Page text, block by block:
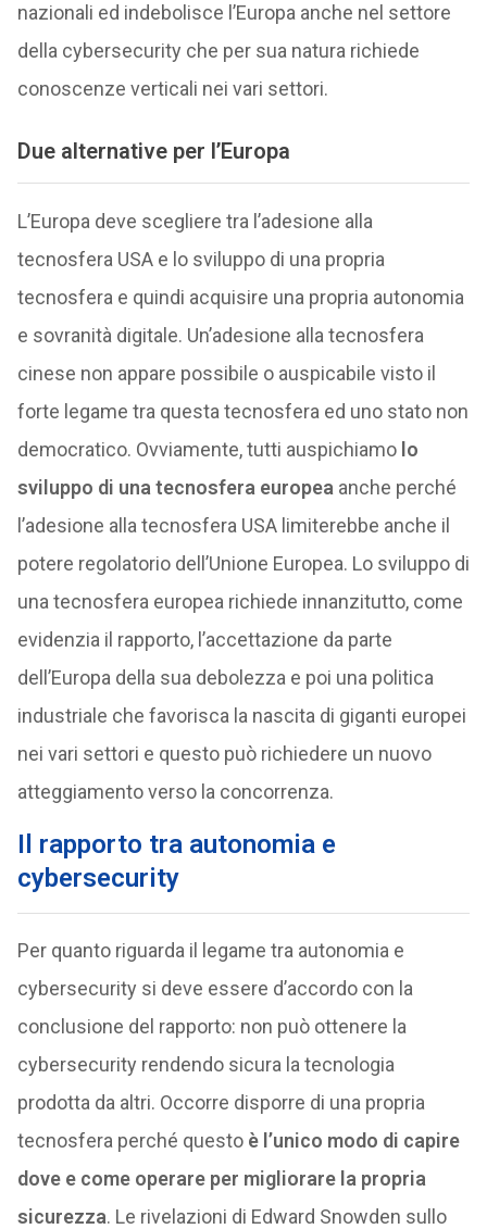
nazionali ed indebolisce l’Europa anche nel settore
della cybersecurity che per sua natura richiede
conoscenze verticali nei vari settori.
Due alternative per l’Europa
L’Europa deve scegliere tra l’adesione alla
tecnosfera USA e lo sviluppo di una propria
tecnosfera e quindi acquisire una propria autonomia
e sovranità digitale. Un’adesione alla tecnosfera
cinese non appare possibile o auspicabile visto il
forte legame tra questa tecnosfera ed uno stato non
democratico. Ovviamente, tutti auspichiamo lo
sviluppo di una tecnosfera europea anche perché
l’adesione alla tecnosfera USA limiterebbe anche il
potere regolatorio dell’Unione Europea. Lo sviluppo di
una tecnosfera europea richiede innanzitutto, come
evidenzia il rapporto, l’accettazione da parte
dell’Europa della sua debolezza e poi una politica
industriale che favorisca la nascita di giganti europei
nei vari settori e questo può richiedere un nuovo
atteggiamento verso la concorrenza.
Il rapporto tra autonomia e
cybersecurity
Per quanto riguarda il legame tra autonomia e
cybersecurity si deve essere d’accordo con la
conclusione del rapporto: non può ottenere la
cybersecurity rendendo sicura la tecnologia
prodotta da altri. Occorre disporre di una propria
tecnosfera perché questo è l’unico modo di capire
dove e come operare per migliorare la propria
sicurezza. Le rivelazioni di Edward Snowden sullo